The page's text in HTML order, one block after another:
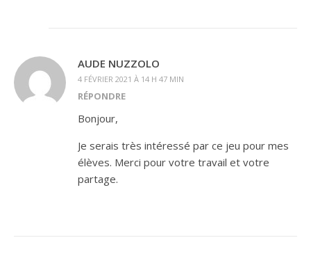
AUDE NUZZOLO
4 FÉVRIER 2021 À 14 H 47 MIN
RÉPONDRE
Bonjour,
Je serais très intéressé par ce jeu pour mes
élèves. Merci pour votre travail et votre
partage.